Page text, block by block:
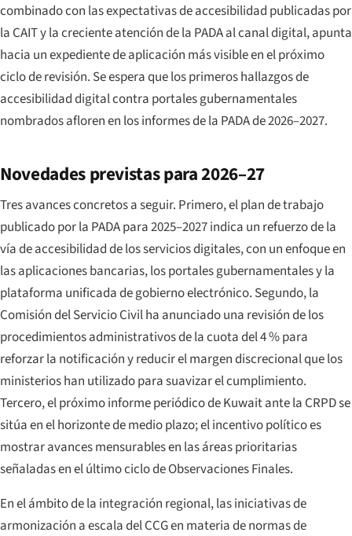
combinado con las expectativas de accesibilidad publicadas por
la CAIT y la creciente atención de la PADA al canal digital, apunta
hacia un expediente de aplicación más visible en el próximo
ciclo de revisión. Se espera que los primeros hallazgos de
accesibilidad digital contra portales gubernamentales
nombrados afloren en los informes de la PADA de 2026–2027.
Novedades previstas para 2026–27
Tres avances concretos a seguir. Primero, el plan de trabajo
publicado por la PADA para 2025–2027 indica un refuerzo de la
vía de accesibilidad de los servicios digitales, con un enfoque en
las aplicaciones bancarias, los portales gubernamentales y la
plataforma unificada de gobierno electrónico. Segundo, la
Comisión del Servicio Civil ha anunciado una revisión de los
procedimientos administrativos de la cuota del 4 % para
reforzar la notificación y reducir el margen discrecional que los
ministerios han utilizado para suavizar el cumplimiento.
Tercero, el próximo informe periódico de Kuwait ante la CRPD se
sitúa en el horizonte de medio plazo; el incentivo político es
mostrar avances mensurables en las áreas prioritarias
señaladas en el último ciclo de Observaciones Finales.
En el ámbito de la integración regional, las iniciativas de
armonización a escala del CCG en materia de normas de